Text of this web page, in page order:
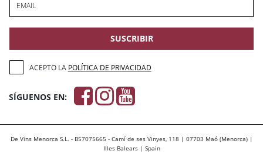
EMAIL
SUSCRIBIR
ACEPTO LA POLÍTICA DE PRIVACIDAD
SÍGUENOS EN:
De Vins Menorca S.L. - B57075665 - Camí de ses Vinyes, 118 | 07703 Maó (Menorca) |
Illes Balears | Spain